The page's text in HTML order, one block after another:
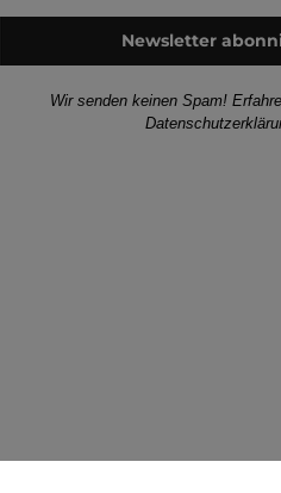
Wir senden keinen Spam!